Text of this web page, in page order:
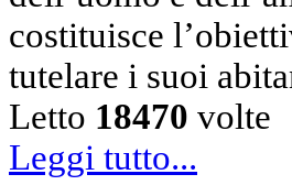
costituisce
tutelare i suoi
Letto 18470 volte
Leggi tutto...